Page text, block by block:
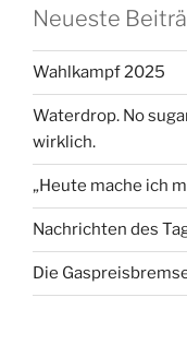
Neueste
Wahlkampf 2025
Waterdrop. No
wirklich.
„Heute mache ich
Nachrichten des
Die